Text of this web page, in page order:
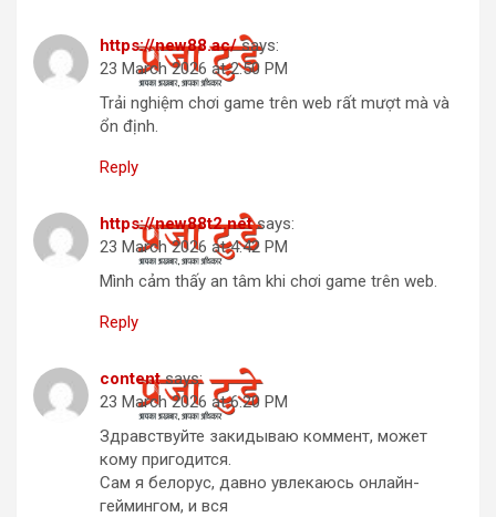
https://new88.ac/ says:
23 March 2026 at 2:50 PM
Trải nghiệm chơi game trên web rất mượt mà và
ổn định.
Reply
https://new88t2.net says:
23 March 2026 at 4:42 PM
Mình cảm thấy an tâm khi chơi game trên web.
Reply
content says:
23 March 2026 at 6:20 PM
Здравствуйте закидываю коммент, может
кому пригодится.
Сам я белорус, давно увлекаюсь онлайн-
геймингом, и вся